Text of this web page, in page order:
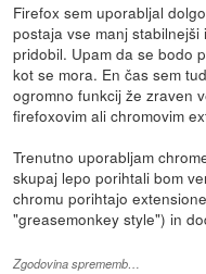
Firefox sem uporabljal
postaja vse manj
pridobil. Upam da se bodo
kot se mora. En čas sem
ogromno funkcij že zraven
firefoxovim ali chromovim
Trenutno uporabljam
skupaj lepo porihtali bom
chromu porihtajo
"greasemonkey style") in
Zgodovina sprememb…